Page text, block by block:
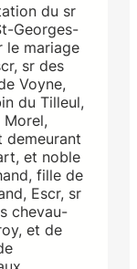
du sr
Georges-
le mariage
sr des
Voyne,
du Tilleul,
demeurant
et noble
fille de
Escr, sr
chevau-
et de